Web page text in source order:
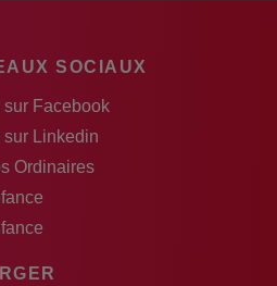
SOCIAUX
sur Facebook
sur Linkedin
Ordinaires